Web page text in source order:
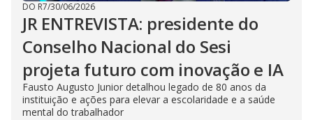
DO R7/30/06/2026
JR ENTREVISTA: presidente do
Conselho Nacional do Sesi
projeta futuro com inovação e IA
Fausto Augusto Junior detalhou legado de 80 anos da
instituição e ações para elevar a escolaridade e a saúde
mental do trabalhador